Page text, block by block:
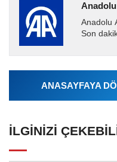
Anadolu
Anadolu
Son
Ajansı
ANASAYFAYA
İLGINIZI